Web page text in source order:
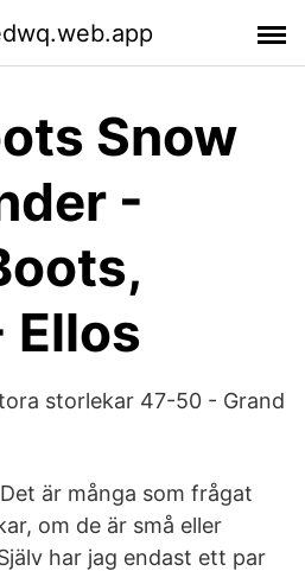
Snow
-
Ellos
storlekar 47-50 - Grand
är många som frågat
om de är små eller
har jag endast ett par